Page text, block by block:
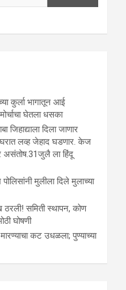
कुर्ला भागातून आई
घेतला धसका
दिला जाणार
लव्ह जेहाद घडणार. केज
असंतोष.31जुलै ला हिंदू
मुलीला दिले मुलाच्या
ठरली! समिती स्थापन, कोण
घोषणी
कट उधळला; पुण्‍याच्‍या